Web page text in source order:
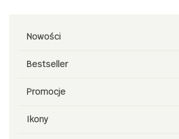
Nowości
Bestseller
Promocje
Ikony